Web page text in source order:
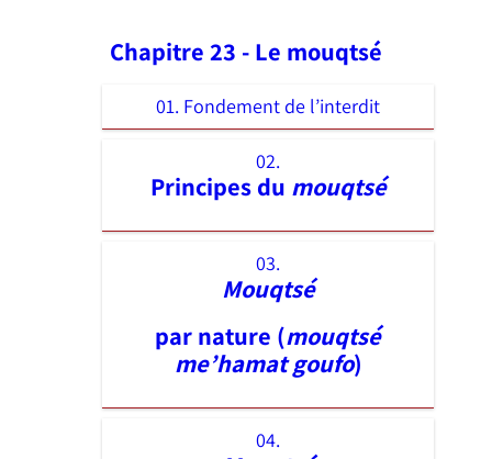
Chapitre 23 - Le mouqtsé
01. Fondement de l’interdit
02.
Principes du mouqtsé
03.
Mouqtsé
par nature (mouqtsé
me’hamat goufo)
04.